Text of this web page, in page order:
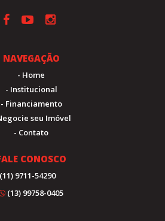
NAVEGAÇÃO
- Home
- Institucional
- Financiamento
seu Imóvel
- Contato
CONOSCO
(11) 9711-54290
(13) 99758-0405